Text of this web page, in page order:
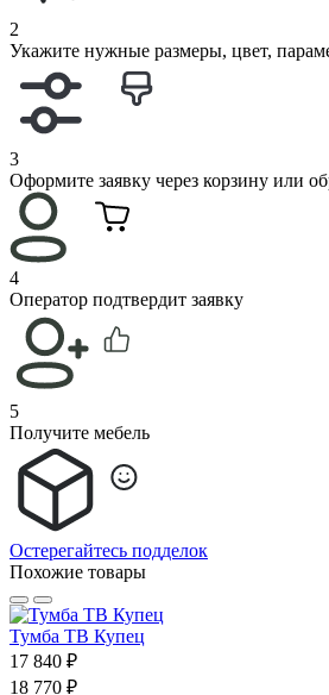
2
Укажите нужные размеры, цвет,
3
Оформите заявку через корзину или
4
Оператор подтвердит заявку
5
Получите мебель
Остерегайтесь подделок
Похожие товары
Тумба ТВ Купец
17 840 ₽
18 770 ₽